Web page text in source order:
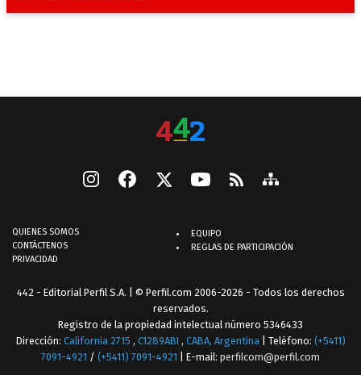
QUIENES SOMOS
CONTÁCTENOS
PRIVACIDAD
EQUIPO
REGLAS DE PARTICIPACIÓN
442 - Editorial Perfil S.A. | © Perfil.com 2006-2026 - Todos los derechos
reservados.
Registro de la propiedad intelectual número 5346433
Dirección: California 2715 , C1289ABI , CABA, Argentina | Teléfono: (+5411)
7091-4921 / (+5411) 7091-4921 | E-mail: perfilcom@perfil.com